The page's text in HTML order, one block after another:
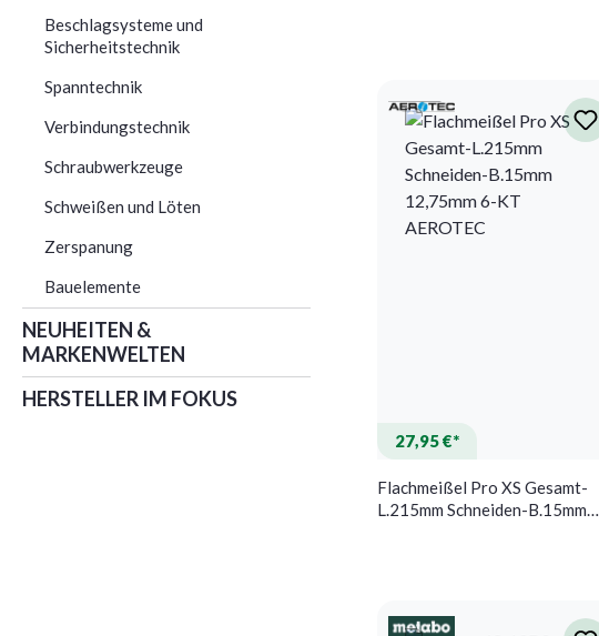
Beschlagsysteme und
Sicherheitstechnik
Spanntechnik
Verbindungstechnik
Schraubwerkzeuge
Schweißen und Löten
Zerspanung
Bauelemente
NEUHEITEN &
MARKENWELTEN
HERSTELLER IM FOKUS
27,95 €*
Flachmeißel Pro XS Gesamt-
L.215mm Schneiden-B.15mm